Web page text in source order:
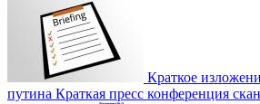
Краткое
путина Краткая пресс конференция